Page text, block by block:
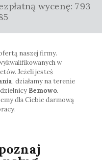
wycenę: 793
naszej firmy.
w
Jeżeli jesteś
, działamy na terenie
Bemowo.
dla Ciebie darmową